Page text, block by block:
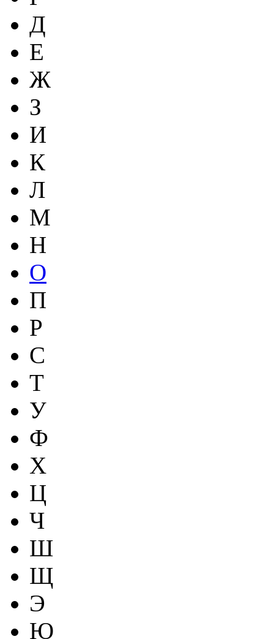
Д
Е
Ж
З
И
К
Л
М
Н
О
П
Р
С
Т
У
Ф
Х
Ц
Ч
Ш
Щ
Э
Ю